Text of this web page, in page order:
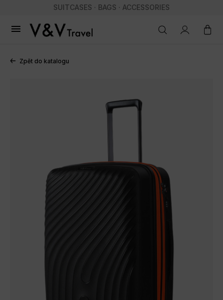
SUITCASES · BAGS · ACCESSORIES

Zpět do katalogu